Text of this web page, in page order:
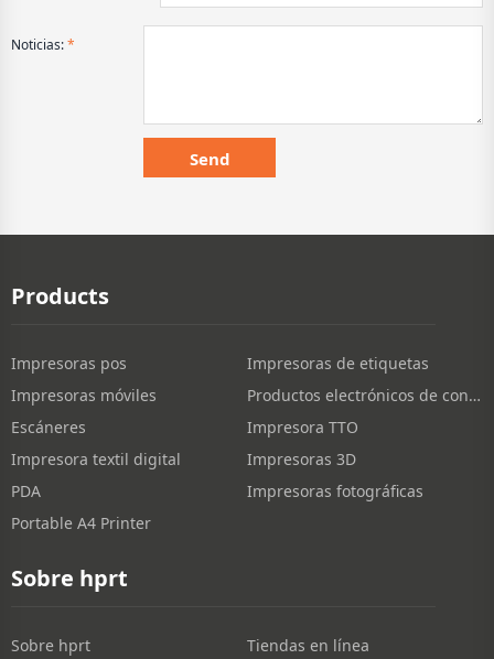
Noticias:*
Products
Impresoras pos
Impresoras de etiquetas
Impresoras móviles
Productos electrónicos de consumo
Escáneres
Impresora TTO
Impresora textil digital
Impresoras 3D
PDA
Impresoras fotográficas
Portable A4 Printer
Sobre hprt
Sobre hprt
Tiendas en línea